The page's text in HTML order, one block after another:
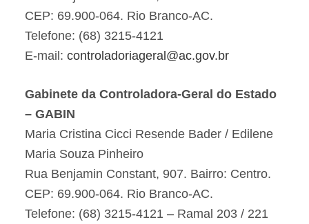
CEP: 69.900-064. Rio Branco-AC.
Telefone: (68) 3215-4121
E-mail: controladoriageral@ac.gov.br
Gabinete da Controladora-Geral do Estado
– GABIN
Maria Cristina Cicci Resende Bader / Edilene
Maria Souza Pinheiro
Rua Benjamin Constant, 907. Bairro: Centro.
CEP: 69.900-064. Rio Branco-AC.
Telefone: (68) 3215-4121 – Ramal 203 / 221